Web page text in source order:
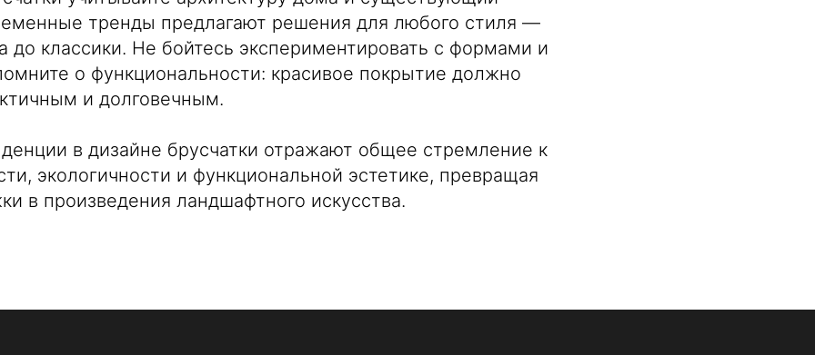
тренды предлагают решения для любого стиля —
до классики. Не бойтесь экспериментировать с формами и
о функциональности: красивое покрытие должно
и долговечным.
в дизайне брусчатки отражают общее стремление к
экологичности и функциональной эстетике, превращая
в произведения ландшафтного искусства.
6-88-99
7 (930) 222-14-44
Удалить
Каталог
Услуги
О компании
Статьи